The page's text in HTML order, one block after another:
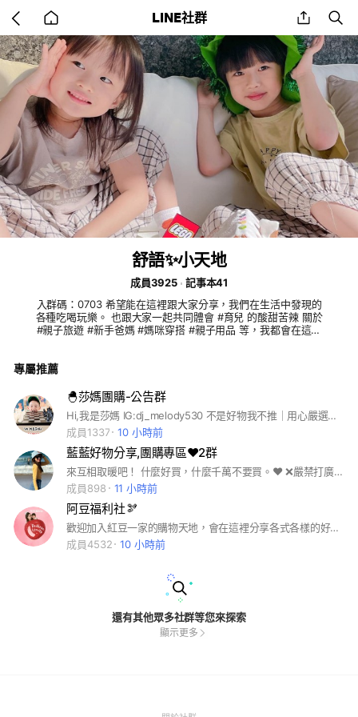
back
to
home
LINE社群 share
舒語✨小天地
成員3925
記事本41
入群碼：0703 希望能在這裡跟大家分享，我們在生活中發現的
各種吃喝玩樂。 也跟大家一起共同體會 #育兒 的酸甜苦辣 關於
#親子旅遊 #新手爸媽 #媽咪穿搭 #親子用品 等，我都會在這裡
專屬推薦
🐣莎媽團購-公告群
Hi,我是莎媽 IG:dj_melody530 不是好物我不推｜用心嚴選在把關 ❶此群為公告群，僅供公告開團資訊使用 ❷ 2/5已創立《Vip回饋交流群》想要參與回饋交流的媽咪趕緊加入隔壁的Vip群吧😆 ❸ 社群嚴禁個人廣告、販售行為 ❹ 社群採互助模式，小幫手及莎媽皆有工作隨時離線中😅 #莎媽好物推薦 #團購 #母嬰用品
成員1337
10 小時前
藍藍好物分享,團購專區❤️2群
來互相取暖吧！ 什麼好買，什麼千萬不要買。❤️ ❌嚴禁打廣告 ❌嚴禁說不雅文字
成員898
11 小時前
阿豆福利社🫘
歡迎加入紅豆一家的購物天地，會在這裡分享各式各樣的好物，都會是我們日常生活中的愛物，還會不定時有福利社的專屬好康唷！ 大家一起一呼百應（buying)，讓愛循環❤️ #團購 #美食 #旅遊 #親子 #家庭
成員4532
10 小時前
還有其他眾多社群等您來探索
顯示更多